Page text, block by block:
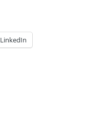
LinkedIn